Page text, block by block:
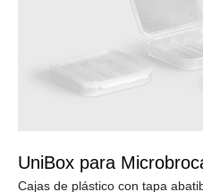
UniBox para
Cajas de plástico con tapa